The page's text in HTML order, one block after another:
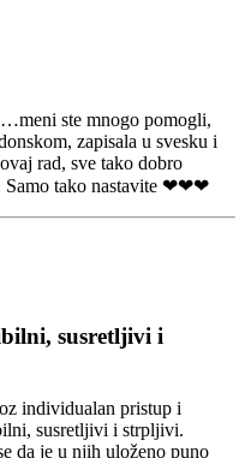
ste mnogo pomogli,
zapisala u svesku i
rad, sve tako dobro
Samo tako nastavite ❤❤❤
susretljivi i
individualan pristup i
susretljivi i strpljivi.
da je u njih uloženo puno